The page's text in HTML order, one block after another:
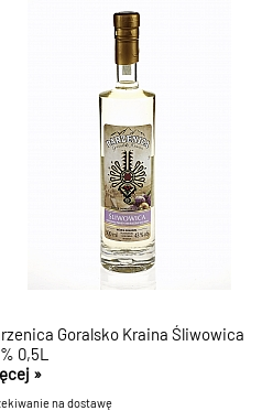
Goralsko Kraina Śliwowica
0,5L
»
na dostawę